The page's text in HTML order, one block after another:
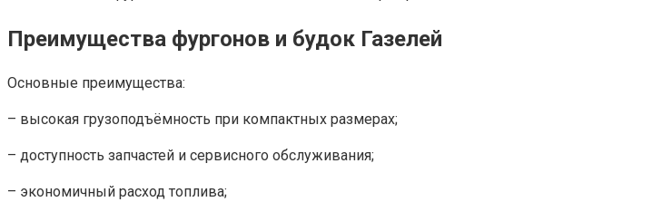
Преимущества фургонов и будок Газелей
Основные преимущества:
– высокая грузоподъёмность при компактных размерах;
– доступность запчастей и сервисного обслуживания;
– экономичный расход топлива;